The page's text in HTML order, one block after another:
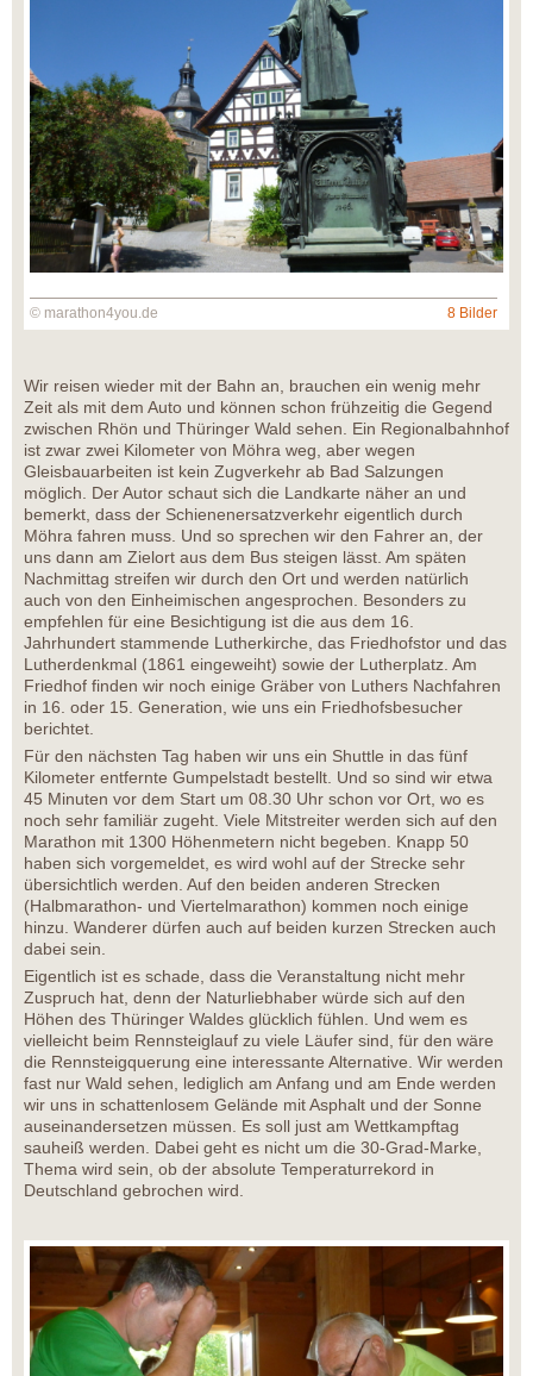
© marathon4you.de 8 Bilder
Wir reisen wieder mit der Bahn an, brauchen ein wenig mehr
Zeit als mit dem Auto und können schon frühzeitig die Gegend
zwischen Rhön und Thüringer Wald sehen. Ein Regionalbahnhof
ist zwar zwei Kilometer von Möhra weg, aber wegen
Gleisbauarbeiten ist kein Zugverkehr ab Bad Salzungen
möglich. Der Autor schaut sich die Landkarte näher an und
bemerkt, dass der Schienenersatzverkehr eigentlich durch
Möhra fahren muss. Und so sprechen wir den Fahrer an, der
uns dann am Zielort aus dem Bus steigen lässt. Am späten
Nachmittag streifen wir durch den Ort und werden natürlich
auch von den Einheimischen angesprochen. Besonders zu
empfehlen für eine Besichtigung ist die aus dem 16.
Jahrhundert stammende Lutherkirche, das Friedhofstor und das
Lutherdenkmal (1861 eingeweiht) sowie der Lutherplatz. Am
Friedhof finden wir noch einige Gräber von Luthers Nachfahren
in 16. oder 15. Generation, wie uns ein Friedhofsbesucher
berichtet.
Für den nächsten Tag haben wir uns ein Shuttle in das fünf
Kilometer entfernte Gumpelstadt bestellt. Und so sind wir etwa
45 Minuten vor dem Start um 08.30 Uhr schon vor Ort, wo es
noch sehr familiär zugeht. Viele Mitstreiter werden sich auf den
Marathon mit 1300 Höhenmetern nicht begeben. Knapp 50
haben sich vorgemeldet, es wird wohl auf der Strecke sehr
übersichtlich werden. Auf den beiden anderen Strecken
(Halbmarathon- und Viertelmarathon) kommen noch einige
hinzu. Wanderer dürfen auch auf beiden kurzen Strecken auch
dabei sein.
Eigentlich ist es schade, dass die Veranstaltung nicht mehr
Zuspruch hat, denn der Naturliebhaber würde sich auf den
Höhen des Thüringer Waldes glücklich fühlen. Und wem es
vielleicht beim Rennsteiglauf zu viele Läufer sind, für den wäre
die Rennsteigquerung eine interessante Alternative. Wir werden
fast nur Wald sehen, lediglich am Anfang und am Ende werden
wir uns in schattenlosem Gelände mit Asphalt und der Sonne
auseinandersetzen müssen. Es soll just am Wettkampftag
sauheiß werden. Dabei geht es nicht um die 30-Grad-Marke,
Thema wird sein, ob der absolute Temperaturrekord in
Deutschland gebrochen wird.